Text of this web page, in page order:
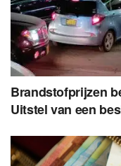
Brandstofprijzen
Uitstel van een